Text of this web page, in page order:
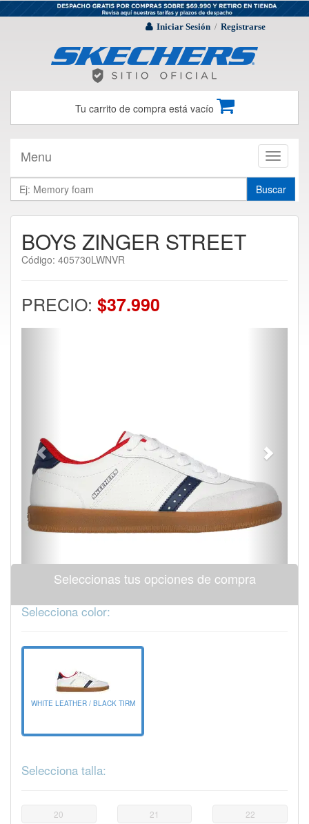
Iniciar Sesión / Registrarse
Tu carrito de compra está vacío
Toggle
Menu
Buscar
BOYS ZINGER STREET
Código: 405730LWNVR
PRECIO: $37.990
Seleccionas tus opciones de compra
Selecciona color:
WHITE LEATHER / BLACK TIRM
Selecciona talla:
20 21 22